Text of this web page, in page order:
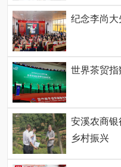
纪念李尚
世界茶贸
安溪农商
乡村振兴